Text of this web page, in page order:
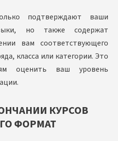
подтверждают ваши
но также содержат
вам соответствующего
класса или категории. Это
оценить ваш уровень
КУРСОВ
ФОРМАТ